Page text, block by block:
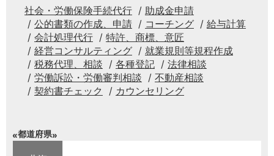
社会・労働保険手続代行
助成金申請
公的書類の作成、申請
コーチング
給与計算
会計処理代行
特許、商標、意匠
経営コンサルティング
就業規則等規程作成
税務代理、相談
各種登記
法律相談
労働訴訟・労働審判相談
不動産相談
契約書チェック
カウンセリング
都道府県